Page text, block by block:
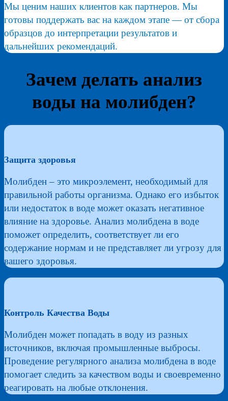
Мы ценим наших клиентов как партнеров. Мы
готовы поддержать вас на каждом этапе — от сбора
образцов до интерпретации результатов и
дальнейших рекомендаций.
Зачем делать анализ
воды на молибден?
Защита здоровья
Молибден – это микроэлемент, необходимый для
правильной работы организма. Однако его избыток
или недостаток в воде может оказать негативное
влияние на здоровье. Анализ молибдена в воде
поможет определить, соответствует ли его
содержание нормам и не представляет ли угрозу для
вашего здоровья.
Контроль Качества Воды
Молибден может попадать в воду из разных
источников, включая промышленные выбросы.
Проведение регулярного анализа молибдена в воде
помогает следить за качеством воды и своевременно
реагировать на любые отклонения.